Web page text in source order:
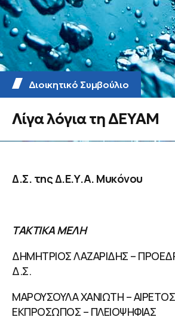
Διοικητικό Συμβούλιο
Λίγα λόγια τη ΔΕΥΑΜ
Δ.Σ. της Δ.Ε.Υ.Α. Μυκόνου
ΤΑΚΤΙΚΑ ΜΕΛΗ
ΔΗΜΗΤΡΙΟΣ ΛΑΖΑΡΙΔΗΣ –
Δ.Σ.
ΜΑΡΟΥΣΟΥΛΑ ΧΑΝΙΩΤΗ – ΑΙΡΕΤΟΣ
ΕΚΠΡΟΣΩΠΟΣ – ΠΛΕΙΟΨΗΦΙΑΣ